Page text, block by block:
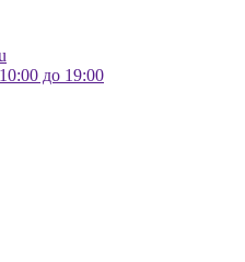
до 19:00